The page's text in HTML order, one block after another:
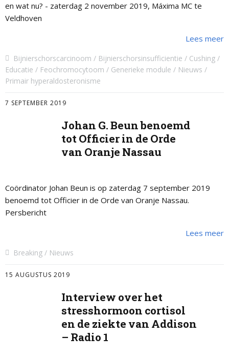
en wat nu? - zaterdag 2 november 2019, Máxima MC te
Veldhoven
Lees meer
Bijnierschorscarcinoom Bijnierschorsinsufficientie
Cushing
Educatie
Feochromocytoom Generieke module
Nieuws
Primair hyperaldosteronisme
7 SEPTEMBER 2019
Johan G. Beun benoemd
tot Officier in de Orde
van Oranje Nassau
Coördinator Johan Beun is op zaterdag 7 september 2019
benoemd tot Officier in de Orde van Oranje Nassau.
Persbericht
Lees meer
Breaking Nieuws
15 AUGUSTUS 2019
Interview over het
stresshormoon cortisol
en de ziekte van Addison
– Radio 1